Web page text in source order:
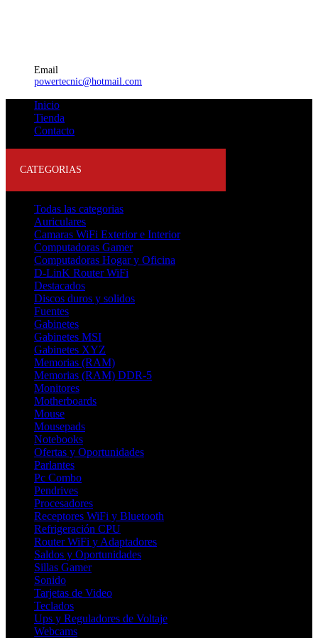
Email
powertecnic@hotmail.com
Inicio
Tienda
Contacto
CATEGORIAS
Todas las categorias
Auriculares
Camaras WiFi Exterior e Interior
Computadoras Gamer
Computadoras Hogar y Oficina
D-LinK Router WiFi
Destacados
Discos duros y solidos
Fuentes
Gabinetes
Gabinetes MSI
Gabinetes XYZ
Memorias (RAM)
Memorias (RAM) DDR-5
Monitores
Motherboards
Mouse
Mousepads
Notebooks
Ofertas y Oportunidades
Parlantes
Pc Combo
Pendrives
Procesadores
Receptores WiFi y Bluetooth
Refrigeración CPU
Router WiFi y Adaptadores
Saldos y Oportunidades
Sillas Gamer
Sonido
Tarjetas de Video
Teclados
Ups y Reguladores de Voltaje
Webcams